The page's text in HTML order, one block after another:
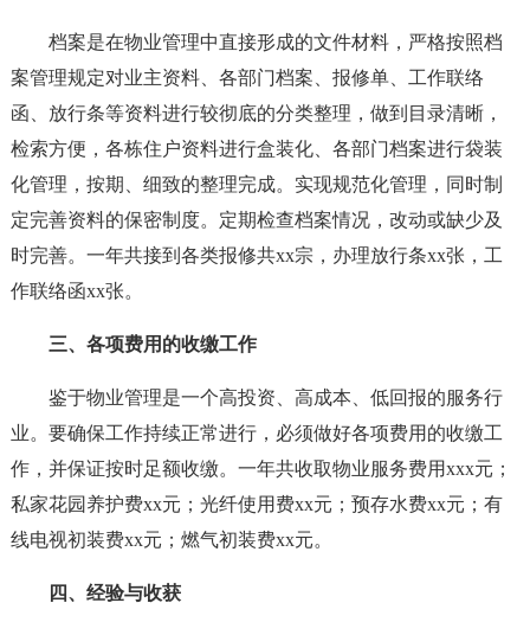
档案是在物业管理中直接形成的文件材料，严格按照档
案管理规定对业主资料、各部门档案、报修单、工作联络
函、放行条等资料进行较彻底的分类整理，做到目录清晰，
检索方便，各栋住户资料进行盒装化、各部门档案进行袋装
化管理，按期、细致的整理完成。实现规范化管理，同时制
定完善资料的保密制度。定期检查档案情况，改动或缺少及
时完善。一年共接到各类报修共xx宗，办理放行条xx张，工
作联络函xx张。
三、各项费用的收缴工作
鉴于物业管理是一个高投资、高成本、低回报的服务行
业。要确保工作持续正常进行，必须做好各项费用的收缴工
作，并保证按时足额收缴。一年共收取物业服务费用xxx元；
私家花园养护费xx元；光纤使用费xx元；预存水费xx元；有
线电视初装费xx元；燃气初装费xx元。
四、经验与收获